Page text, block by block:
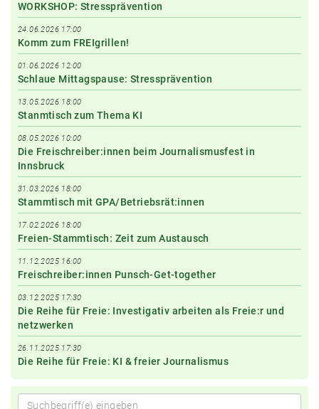
WORKSHOP: Stressprävention
24.06.2026 17:00
Komm zum FREIgrillen!
01.06.2026 12:00
Schlaue Mittagspause: Stressprävention
13.05.2026 18:00
Stanmtisch zum Thema KI
08.05.2026 10:00
Die Freischreiber:innen beim Journalismusfest in
Innsbruck
31.03.2026 18:00
Stammtisch mit GPA/Betriebsrät:innen
17.02.2026 18:00
Freien-Stammtisch: Zeit zum Austausch
11.12.2025 16:00
Freischreiber:innen Punsch-Get-together
03.12.2025 17:30
Die Reihe für Freie: Investigativ arbeiten als Freie:r und
netzwerken
26.11.2025 17:30
Die Reihe für Freie: KI & freier Journalismus